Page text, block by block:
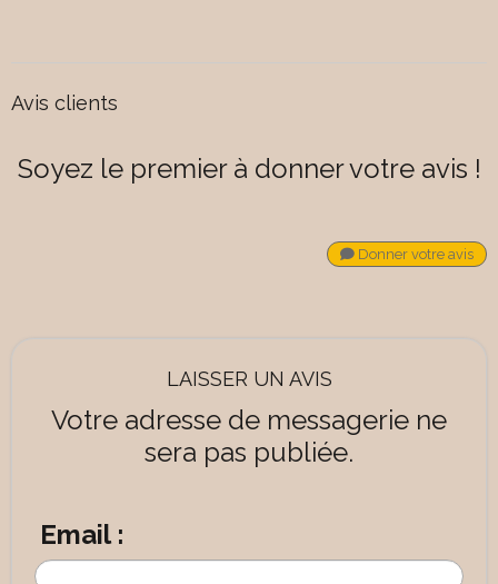
Avis clients
Soyez le premier à donner votre avis !
Donner votre avis
LAISSER UN AVIS
Votre adresse de messagerie ne
sera pas publiée.
Email :